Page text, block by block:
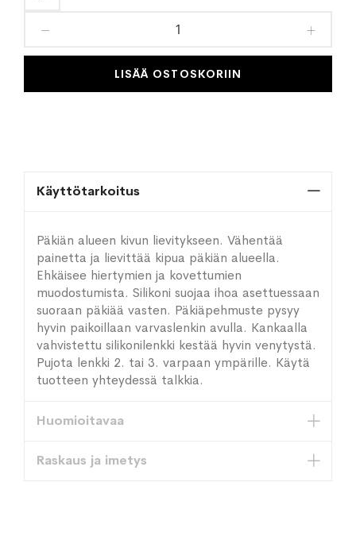
toivelistaan
LISÄÄ OSTOSKORIIN
Käyttötarkoitus
Päkiän alueen kivun lievitykseen. Vähentää
painetta ja lievittää kipua päkiän alueella.
Ehkäisee hiertymien ja kovettumien
muodostumista. Silikoni suojaa ihoa asettuessaan
suoraan päkiää vasten. Päkiäpehmuste pysyy
hyvin paikoillaan varvaslenkin avulla. Kankaalla
vahvistettu silikonilenkki kestää hyvin venytystä.
Pujota lenkki 2. tai 3. varpaan ympärille. Käytä
tuotteen yhteydessä talkkia.
Huomioitavaa
Raskaus ja imetys